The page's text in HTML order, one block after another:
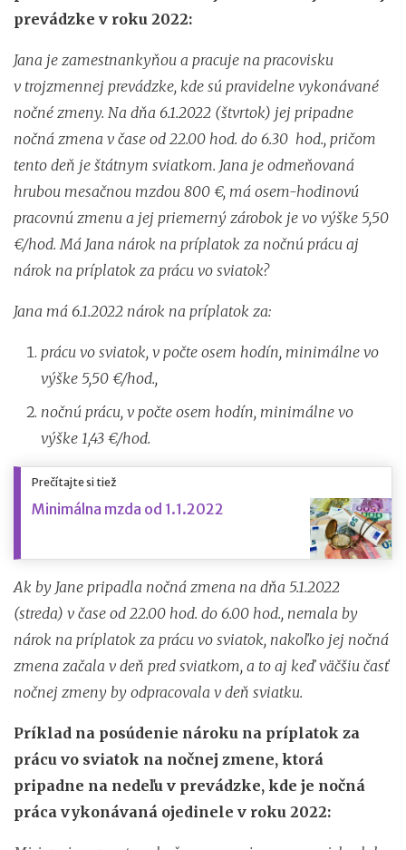
prevádzke v roku 2022:
Jana je zamestnankyňou a pracuje na pracovisku
v trojzmennej prevádzke, kde sú pravidelne vykonávané
nočné zmeny. Na dňa 6.1.2022 (štvrtok) jej pripadne
nočná zmena v čase od 22.00 hod. do 6.30 hod., pričom
tento deň je štátnym sviatkom. Jana je odmeňovaná
hrubou mesačnou mzdou 800 €, má osem-hodinovú
pracovnú zmenu a jej priemerný zárobok je vo výške 5,50
€/hod. Má Jana nárok na príplatok za nočnú prácu aj
nárok na príplatok za prácu vo sviatok?
Jana má 6.1.2022 nárok na príplatok za:
prácu vo sviatok, v počte osem hodín, minimálne vo
výške 5,50 €/hod.,
nočnú prácu, v počte osem hodín, minimálne vo
výške 1,43 €/hod.
Prečítajte si tiež
Minimálna mzda od 1.1.2022
Ak by Jane pripadla nočná zmena na dňa 5.1.2022
(streda) v čase od 22.00 hod. do 6.00 hod., nemala by
nárok na príplatok za prácu vo sviatok, nakoľko jej nočná
zmena začala v deň pred sviatkom, a to aj keď väčšiu časť
nočnej zmeny by odpracovala v deň sviatku.
Príklad na posúdenie nároku na príplatok za
prácu vo sviatok na nočnej zmene, ktorá
pripadne na nedeľu v prevádzke, kde je nočná
práca vykonávaná ojedinele v roku 2022: